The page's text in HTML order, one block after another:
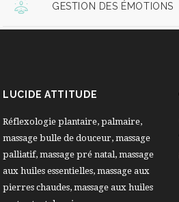
GESTION DES ÉMOTIONS
LUCIDE ATTITUDE
Réflexologie plantaire, palmaire,
massage bulle de douceur, massage
palliatif, massage pré natal, massage
aux huiles essentielles, massage aux
pierres chaudes, massage aux huiles